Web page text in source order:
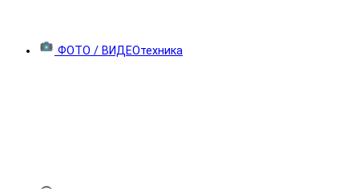
ФОТО / ВИДЕОтехника